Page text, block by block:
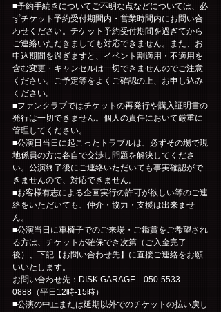
■予約手続きについてご不明な点などについては、必
ずチケット予約受付期間内・営業時間内にお問い合
わせください。チケット予約受付期間を過ぎてから
ご連絡いただきましても対応できません。また、お
申込期間を過ぎますと、イベント割適用・不適用を
含む変更・キャンセルは一切できませんのでご注意
ください。ご予定等をよくご確認の上、お申し込み
ください。
■ファンクラブではチケットの再発行や購入証明書の
発行は一切できません。個人の責任において厳重に
管理してください。
■公演日当日に起こったトラブルは、必ずその場で現
地係員の方に各自で交渉し問題を解決してくださ
い。公演終了後にご連絡いただいても事実確認がで
きませんので、対応できません。
■お客様有志による企画実行の許可が欲しい等のご連
絡をいただいても、仲介・協力・支援は出来ませ
ん。
■公演当日に車椅子でのご来場・ご鑑賞をご希望され
る方は、チケットが確保でき次第（ご入金完了
後）、下記【お問い合わせ先】に直接ご連絡をお願
いいたします。
お問い合わせ先：DISK GARAGE　050-5533-
0888（平日12時-15時）
■公演の中止または延期以外でのチケットの払い戻し